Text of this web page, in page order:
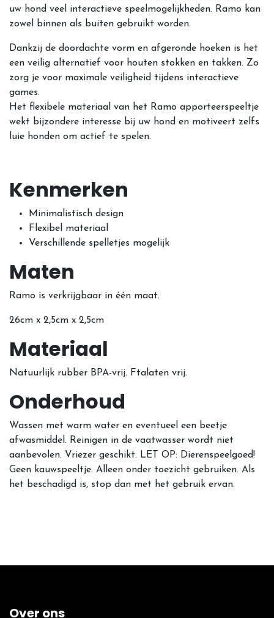
uw hond veel interactieve speelmogelijkheden. Ramo kan
zowel binnen als buiten gebruikt worden.
Dankzij de doordachte vorm en afgeronde hoeken is het
een veilig alternatief voor houten stokken en takken. Zo
zorg je voor maximale veiligheid tijdens interactieve
games.
Het flexibele materiaal van het Ramo apporteerspeeltje
wekt bijzondere interesse bij uw hond en motiveert zelfs
luie honden om actief te spelen.
Kenmerken
Minimalistisch design
Flexibel materiaal
Verschillende spelletjes mogelijk
Maten
Ramo is verkrijgbaar in één maat.
26cm x 2,5cm x 2,5cm
Materiaal
Natuurlijk rubber BPA-vrij. Ftalaten vrij.
Onderhoud
Wassen met warm water en eventueel een beetje
afwasmiddel. Reinigen in de vaatwasser wordt niet
aanbevolen. Vriezer geschikt. LET OP: Dierenspeelgoed!
Geen kauwspeeltje. Alleen onder toezicht gebruiken. Als
het beschadigd is, stop dan met het gebruik ervan.
Over ons